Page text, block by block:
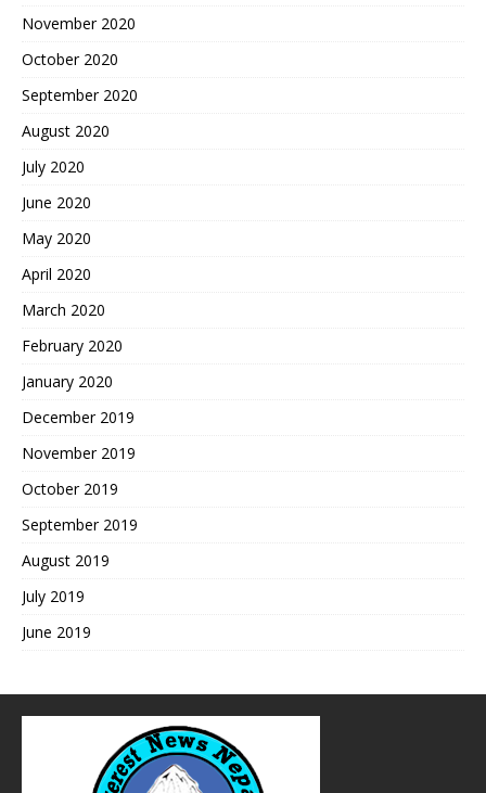
November 2020
October 2020
September 2020
August 2020
July 2020
June 2020
May 2020
April 2020
March 2020
February 2020
January 2020
December 2019
November 2019
October 2019
September 2019
August 2019
July 2019
June 2019